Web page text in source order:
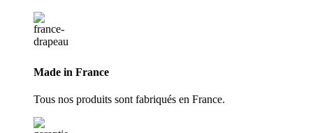
Made in France
Tous nos produits sont fabriqués en France.